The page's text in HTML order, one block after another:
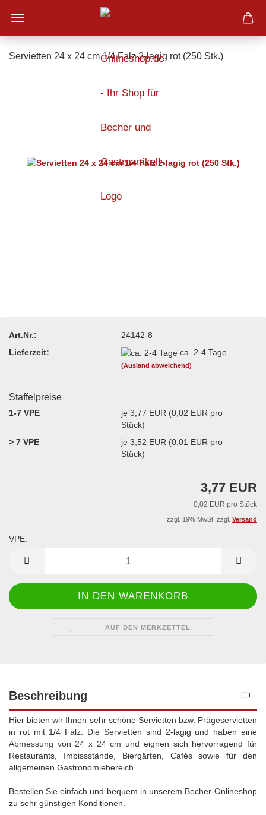
Servietten 24 x 24 cm 1/4 Falz 2-lagig rot (250 Stk.)
Art.Nr.:
24142-8
Lieferzeit:
ca. 2-4 Tage
(Ausland abweichend)
Staffelpreise
1-7 VPE
je 3,77 EUR (0,02 EUR pro
Stück)
> 7 VPE
je 3,52 EUR (0,01 EUR pro
Stück)
3,77 EUR
0,02 EUR pro Stück
zzgl. 19% MwSt. zzgl. Versand
VPE:
AUF DEN MERKZETTEL
Beschreibung
Hier bieten wir Ihnen sehr schöne Servietten bzw. Prägeservietten
in rot mit 1/4 Falz. Die Servietten sind 2-lagig und haben eine
Abmessung von 24 x 24 cm und eignen sich hervorragend für
Restaurants, Imbissstände, Biergärten, Cafés sowie für den
allgemeinen Gastronomiebereich.
Bestellen Sie einfach und bequem in unserem Becher-Onlineshop
zu sehr günstigen Konditionen.